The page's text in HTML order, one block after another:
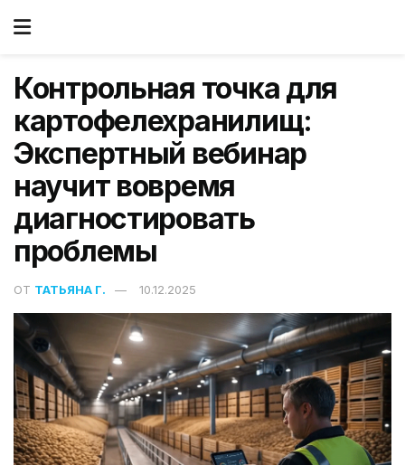
Контрольная точка для
картофелехранилищ:
Экспертный вебинар
научит вовремя
диагностировать
проблемы
ОТ ТАТЬЯНА Г. 10.12.2025